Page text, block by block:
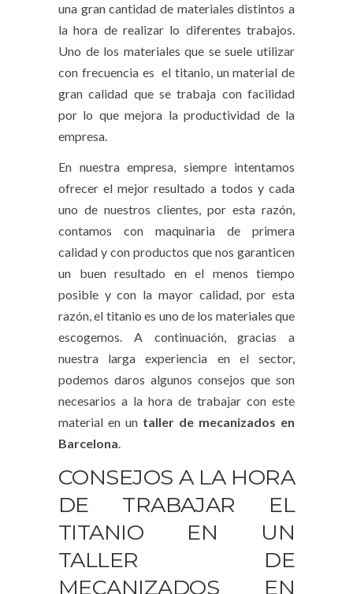
una gran cantidad de materiales distintos a
la hora de realizar lo diferentes trabajos.
Uno de los materiales que se suele utilizar
con frecuencia es el titanio, un material de
gran calidad que se trabaja con facilidad
por lo que mejora la productividad de la
empresa.
En nuestra empresa, siempre intentamos
ofrecer el mejor resultado a todos y cada
uno de nuestros clientes, por esta razón,
contamos con maquinaria de primera
calidad y con productos que nos garanticen
un buen resultado en el menos tiempo
posible y con la mayor calidad, por esta
razón, el titanio es uno de los materiales que
escogemos. A continuación, gracias a
nuestra larga experiencia en el sector,
podemos daros algunos consejos que son
necesarios a la hora de trabajar con este
material en un taller de mecanizados en
Barcelona.
CONSEJOS A LA HORA
DE TRABAJAR EL
TITANIO EN UN
TALLER DE
MECANIZADOS EN